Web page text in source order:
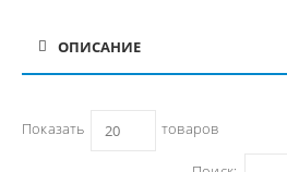
ОПИСАНИЕ
Показать товаров